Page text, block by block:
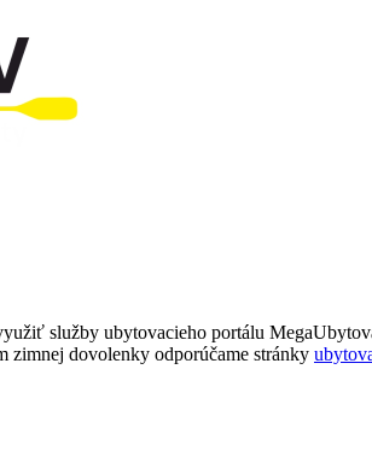
služby ubytovacieho portálu
zimnej dovolenky odporúčame stránky